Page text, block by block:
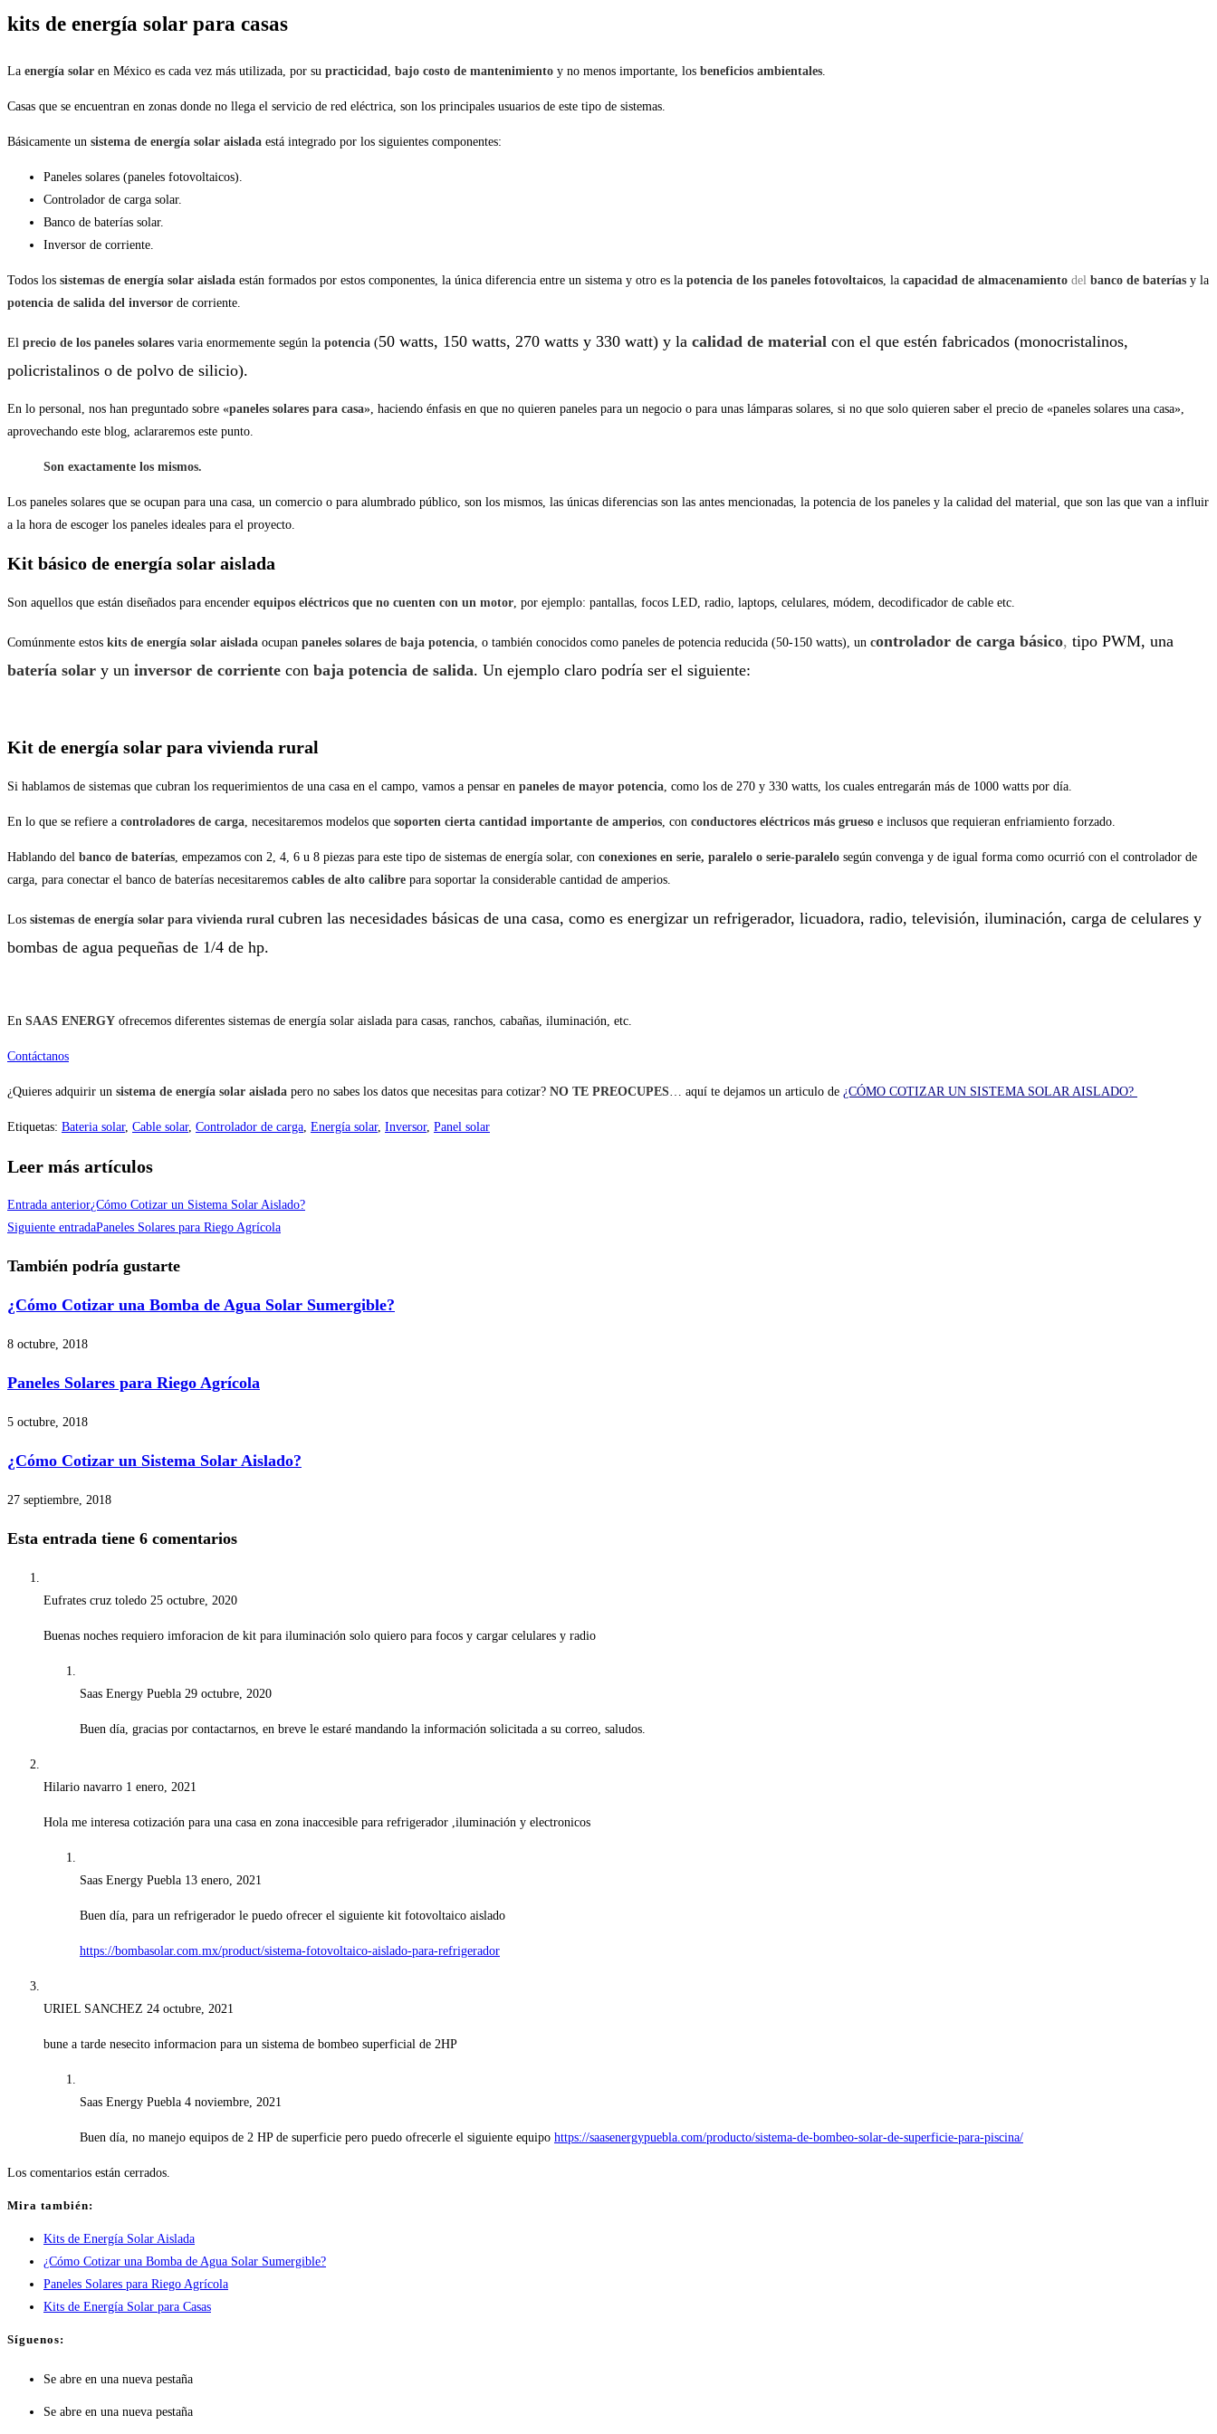
kits de energía solar para casas
La energía solar en México es cada vez más utilizada, por su practicidad bajo costo de mantenimiento y no menos importante, los beneficios ambientales
Casas que se encuentran en zonas donde no llega el servicio de red eléctrica, son los principales usuarios de este tipo de sistemas.
Básicamente un sistema de energía solar aislada está integrado por los siguientes componentes:
Paneles solares (paneles fotovoltaicos).
Controlador de carga solar.
Banco de baterías solar.
Inversor de corriente.
Todos los sistemas de energía solar aislada están formados por estos componentes, la única diferencia entre un sistema y otro es la potencia de los paneles fotovoltaicos , la capacidad de almacenamiento del banco de baterías y la
potencia de salida del inversor de corriente.
El precio de los paneles solares varia enormemente según la potencia (50 watts, 150 watts, 270 watts y 330 watt) y la calidad de material con el que estén fabricados (monocristalinos,
policristalinos o de polvo de silicio).
En lo personal, nos han preguntado sobre «paneles solares para casa» , haciendo énfasis en que no quieren paneles para un negocio o para unas lámparas solares, si no que solo quieren saber el precio de «paneles solares una casa»,
aprovechando este blog, aclararemos este punto.
Son exactamente los mismos.
Los paneles solares que se ocupan para una casa, un comercio o para alumbrado público, son los mismos, las únicas diferencias son las antes mencionadas, la potencia de los paneles y la calidad del material, que son las que van a influir
a la hora de escoger los paneles ideales para el proyecto.
Kit básico de energía solar aislada
Son aquellos que están diseñados para encender equipos eléctricos que no cuenten con un motor , por ejemplo: pantallas, focos LED, radio, laptops, celulares, módem, decodificador de cable etc.
Comúnmente estos kits de energía solar aislada ocupan paneles solares de baja potencia , o también conocidos como paneles de potencia reducida (50-150 watts), un controlador de carga básico, tipo PWM, una
batería solar y un inversor de corriente con baja potencia de salida. Un ejemplo claro podría ser el siguiente:
Kit de energía solar para vivienda rural
Si hablamos de sistemas que cubran los requerimientos de una casa en el campo, vamos a pensar en paneles de mayor potencia , como los de 270 y 330 watts, los cuales entregarán más de 1000 watts por día.
En lo que se refiere a controladores de carga , necesitaremos modelos que soporten cierta cantidad importante de amperios , con conductores eléctricos más grueso e inclusos que requieran enfriamiento forzado.
Hablando del banco de baterías , empezamos con 2, 4, 6 u 8 piezas para este tipo de sistemas de energía solar, con conexiones en serie, paralelo o serie-paralelo según convenga y de igual forma como ocurrió con el controlador de
carga, para conectar el banco de baterías necesitaremos cables de alto calibre para soportar la considerable cantidad de amperios.
Los sistemas de energía solar para vivienda rural cubren las necesidades básicas de una casa, como es energizar un refrigerador, licuadora, radio, televisión, iluminación, carga de celulares y
bombas de agua pequeñas de 1/4 de hp.
En SAAS ENERGY ofrecemos diferentes sistemas de energía solar aislada para casas, ranchos, cabañas, iluminación, etc.
Contáctanos
¿Quieres adquirir un sistema de energía solar aislada pero no sabes los datos que necesitas para cotizar? NO TE PREOCUPES … aquí te dejamos un articulo de ¿CÓMO COTIZAR UN SISTEMA SOLAR AISLADO?
Etiquetas: Bateria solar, Cable solar, Controlador de carga Energía solar, Inversor, Panel solar
Leer más artículos
Entrada anterior¿Cómo Cotizar un Sistema Solar Aislado?
Siguiente entradaPaneles Solares para Riego Agrícola
También podría gustarte
¿Cómo Cotizar una Bomba de Agua Solar Sumergible?
8 octubre, 2018
Paneles Solares para Riego Agrícola
5 octubre, 2018
¿Cómo Cotizar un Sistema Solar Aislado?
27 septiembre, 2018
Esta entrada tiene 6 comentarios
Eufrates cruz toledo 25 octubre, 2020
Buenas noches requiero imforacion de kit para iluminación solo quiero para focos y cargar celulares y radio
Saas Energy Puebla 29 octubre, 2020
Buen día, gracias por contactarnos, en breve le estaré mandando la información solicitada a su correo, saludos.
Hilario navarro 1 enero, 2021
Hola me interesa cotización para una casa en zona inaccesible para refrigerador ,iluminación y electronicos
Saas Energy Puebla 13 enero, 2021
Buen día, para un refrigerador le puedo ofrecer el siguiente kit fotovoltaico aislado
https://bombasolar.com.mx/product/sistema-fotovoltaico-aislado-para-refrigerador
URIEL SANCHEZ 24 octubre, 2021
bune a tarde nesecito informacion para un sistema de bombeo superficial de 2HP
Saas Energy Puebla 4 noviembre, 2021
Buen día, no manejo equipos de 2 HP de superficie pero puedo ofrecerle el siguiente equipo https://saasenergypuebla.com/producto/sistema-de-bombeo-solar-de-superficie-para-piscina/
Los comentarios están cerrados.
Mira también:
Kits de Energía Solar Aislada
¿Cómo Cotizar una Bomba de Agua Solar Sumergible?
Paneles Solares para Riego Agrícola
Kits de Energía Solar para Casas
Síguenos:
Se abre en una nueva pestaña
Se abre en una nueva pestaña